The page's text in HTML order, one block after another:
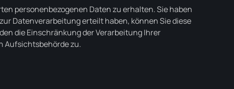
personenbezogenen Daten zu erhalten. Sie haben
Datenverarbeitung erteilt haben, können Sie diese
die Einschränkung der Verarbeitung Ihrer
Aufsichtsbehörde zu.